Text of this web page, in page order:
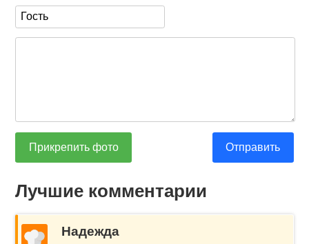
Прикрепить фото Отправить
Лучшие комментарии
Надежда